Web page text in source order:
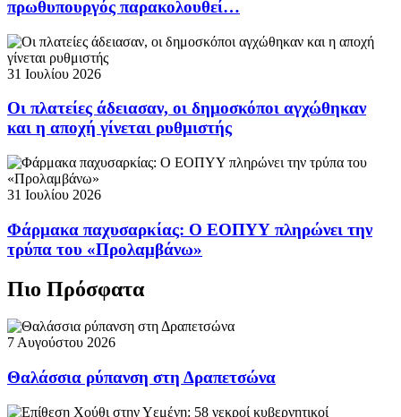
πρωθυπουργός παρακολουθεί…
31 Ιουλίου 2026
Οι πλατείες άδειασαν, οι δημοσκόποι αγχώθηκαν
και η αποχή γίνεται ρυθμιστής
31 Ιουλίου 2026
Φάρμακα παχυσαρκίας: Ο ΕΟΠΥΥ πληρώνει την
τρύπα του «Προλαμβάνω»
Πιο Πρόσφατα
7 Αυγούστου 2026
Θαλάσσια ρύπανση στη Δραπετσώνα